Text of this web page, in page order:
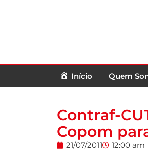
Início Quem
Contraf-
Copom
21/07/2011 12:00 am